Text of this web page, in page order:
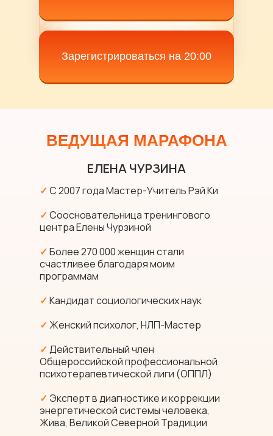
Зарегистрироваться на 20:00
ВЕДУЩАЯ МАРАФОНА
ЕЛЕНА ЧУРЗИНА
✓С 2007 года Мастер-Учитель Рэй Ки
✓Соосновательница тренингового
центра Елены Чурзиной
✓Более 270 000 женщин стали
счастливее благодаря моим
программам
✓Кандидат социологических наук
✓Женский психолог, НЛП-Мастер
✓Действительный член
Общероссийской профессиональной
психотерапевтической лиги (ОППЛ)
✓ Эксперт в диагностике и коррекции
энергетической системы человека,
Жива, Великой Северной Традиции